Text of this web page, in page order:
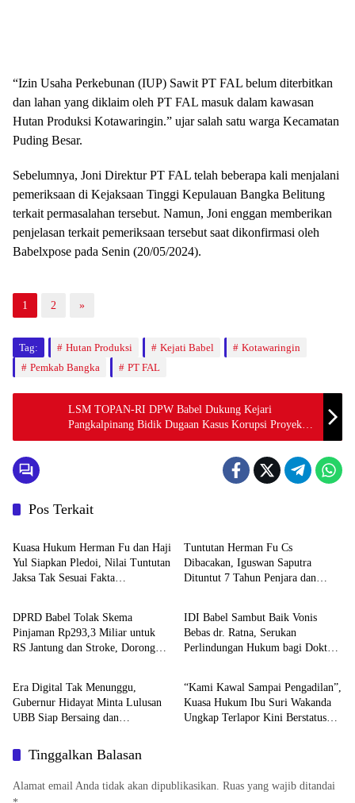
“Izin Usaha Perkebunan (IUP) Sawit PT FAL belum diterbitkan
dan lahan yang diklaim oleh PT FAL masuk dalam kawasan
Hutan Produksi Kotawaringin.” ujar salah satu warga Kecamatan
Puding Besar.
Sebelumnya, Joni Direktur PT FAL telah beberapa kali menjalani
pemeriksaan di Kejaksaan Tinggi Kepulauan Bangka Belitung
terkait permasalahan tersebut. Namun, Joni enggan memberikan
penjelasan terkait pemeriksaan tersebut saat dikonfirmasi oleh
Babelxpose pada Senin (20/05/2024).
1 2 »
Tag: Hutan Produksi Kejati Babel
Kotawaringin
Pemkab Bangka
PT FAL
LSM TOPAN-RI DPW Babel Dukung Kejari
Pangkalpinang Bidik Dugaan Kasus Korupsi Proyek
Pengadaan Seragam Satpol PP
Pos Terkait
BABEL XPOSE
Kuasa Hukum Herman Fu dan Haji
Yul Siapkan Pledoi, Nilai Tuntutan
Jaksa Tak Sesuai Fakta
Tuntutan Herman Fu Cs
Dibacakan, Iguswan Saputra
Dituntut 7 Tahun Penjara dan
Advetorial
DPRD Babel Tolak Skema
Pinjaman Rp293,3 Miliar untuk
RS Jantung dan Stroke, Dorong
BABEL XPOSE
IDI Babel Sambut Baik Vonis
Bebas dr. Ratna, Serukan
Perlindungan Hukum bagi Dokter
Advetorial
Era Digital Tak Menunggu,
Gubernur Hidayat Minta Lulusan
UBB Siap Bersaing dan
Featured
“Kami Kawal Sampai Pengadilan”,
Kuasa Hukum Ibu Suri Wakanda
Ungkap Terlapor Kini Berstatus
Tinggalkan Balasan
Alamat email Anda tidak akan dipublikasikan. Ruas yang wajib ditandai